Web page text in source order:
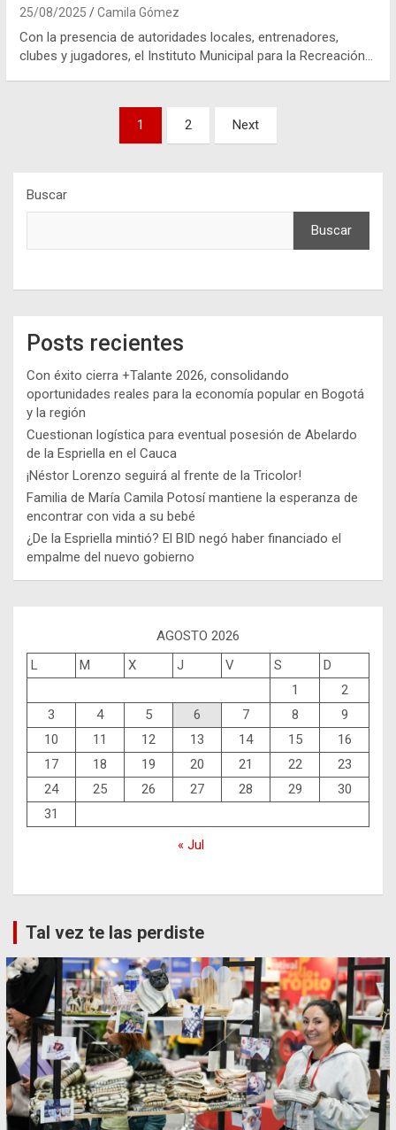
25/08/2025 Camila Gómez
Con la presencia de autoridades locales, entrenadores,
clubes y jugadores, el Instituto Municipal para la Recreación…
1 2 Next
Buscar
Buscar
Posts recientes
Con éxito cierra +Talante 2026, consolidando
oportunidades reales para la economía popular en Bogotá
y la región
Cuestionan logística para eventual posesión de Abelardo
de la Espriella en el Cauca
¡Néstor Lorenzo seguirá al frente de la Tricolor!
Familia de María Camila Potosí mantiene la esperanza de
encontrar con vida a su bebé
¿De la Espriella mintió? El BID negó haber financiado el
empalme del nuevo gobierno
AGOSTO 2026
L
M X J V S
D
1
2
3
4 5 6 7 8
9
10
11 12 13 14 15
16
17
18 19 20 21 22
23
24
25 26 27 28 29
30
31
« Jul
Tal vez te las perdiste